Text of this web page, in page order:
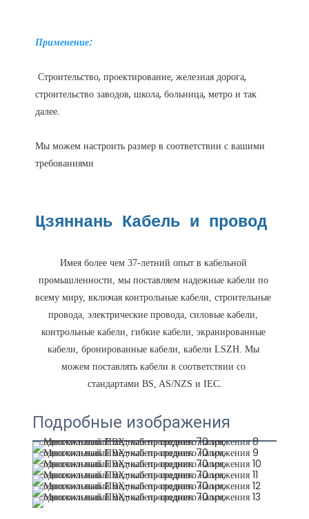
Применение:
Строительство, проектирование, железная дорога,
строительство заводов, школа, больница, метро и так
Мы можем настроить размер в соответствии с вашими
Имея более чем 37-летний опыт в кабельной
промышленности, мы поставляем надежные кабели по
всему миру, включая контрольные кабели, строительные
провода, электрические провода, силовые кабели,
контрольные кабели, гибкие кабели, экранированные
кабели, бронированные кабели, кабели LSZH. Мы
можем поставлять кабели в соответствии со
Подробные изображения